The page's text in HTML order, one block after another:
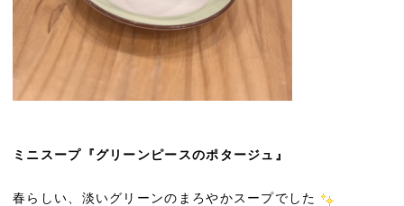
ミニスープ『グリーンピースのポタージュ』
春らしい、淡いグリーンのまろやかスープでした